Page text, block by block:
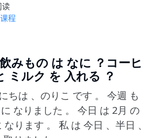
读
程
みもの は なに ？コーヒ
ミルク を 入れる ？
ちは 、のりこ です 。
今週 も
なりました 。
今日 は 2月 の
ります 。
私 は 今日 、半日 、